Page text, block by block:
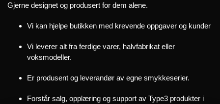
Gjerne designet og produsert for dem alene.
Vi kan hjelpe butikken med krevende oppgaver og kunder
Vi leverer alt fra ferdige varer, halvfabrikat eller
voksmodeller.
Er produsent og leverandør av egne smykkeserier.
Forstår salg, opplæring og support av Type3 produkter i